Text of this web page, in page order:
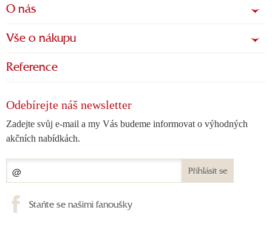
O nás
Vše o nákupu
Reference
Odebírejte náš newsletter
Zadejte svůj e-mail a my Vás budeme informovat o výhodných
akčních nabídkách.
Přihlásit se
Staňte se našimi fanoušky